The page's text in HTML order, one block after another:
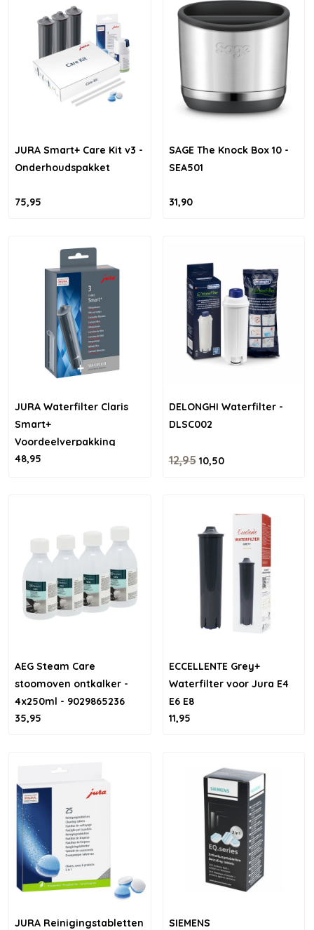
JURA Smart+ Care Kit v3 -
Onderhoudspakket
75,95
SAGE The Knock Box 10 -
SEA501
31,90
JURA Waterfilter Claris
Smart+
Voordeelverpakking
48,95
DELONGHI Waterfilter -
DLSC002
12,9510,50
AEG Steam Care
stoomoven ontkalker -
4x250ml - 9029865236
35,95
ECCELLENTE Grey+
Waterfilter voor Jura E4
E6 E8
11,95
JURA Reinigingstabletten
SIEMENS